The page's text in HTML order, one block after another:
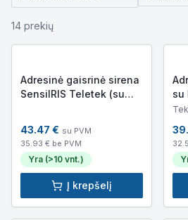
14 prekių
Adresinė gaisrinė sirena
SensilRIS Teletek (su
43.47 € su PVM
35.93 € be PVM
Yra (>10 vnt.)
Į krepšelį
su